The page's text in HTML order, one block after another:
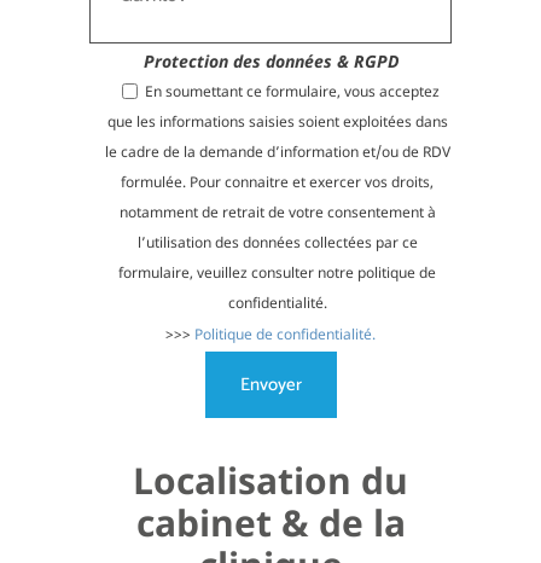
Protection des données & RGPD
En soumettant ce formulaire, vous acceptez
que les informations saisies soient exploitées dans
le cadre de la demande d’information et/ou de RDV
formulée. Pour connaitre et exercer vos droits,
notamment de retrait de votre consentement à
l’utilisation des données collectées par ce
formulaire, veuillez consulter notre politique de
confidentialité.
>>> Politique de confidentialité.
Localisation du
cabinet & de la